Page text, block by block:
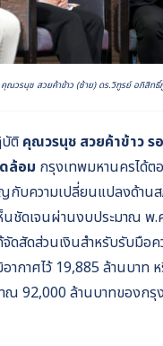
คุณวรนุช สวยค้าข้าว (ซ้าย) ดร.วิฑูรย์ อภิสิทธิ์
ติ คุณวรนุช สวยค้าข้าว ร
ล้อม กรุงเทพมหานครได้ต
กับความเปลี่ยนแปลงด้าน
นชัดเจนผ่านงบประมาณ พ
จัดสัดส่วนเงินสำหรับรับมือ
ากาศไว้ 19,885 ล้านบาท
ณ 92,000 ล้านบาทของกรุ